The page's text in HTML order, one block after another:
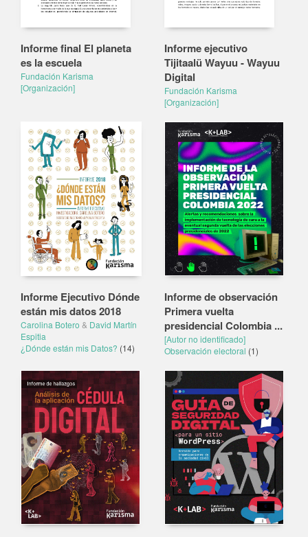
Informe final El planeta
es la escuela
Fundación Karisma
[Organización]
Informe ejecutivo
Tijitaalü Wayuu - Wayuu
Digital
Fundación Karisma
[Organización]
Informe Ejecutivo Dónde
están mis datos 2018
Carolina Botero & David Martín
Espitia
¿Dónde están mis Datos? (14)
Informe de observación
Primera vuelta
presidencial Colombia ...
[Autor no identificado]
Observación electoral (1)